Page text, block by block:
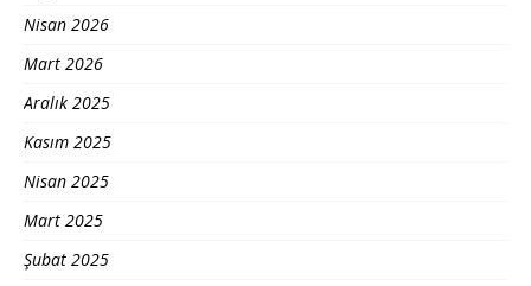
Nisan 2026
Mart 2026
Aralık 2025
Kasım 2025
Nisan 2025
Mart 2025
Şubat 2025